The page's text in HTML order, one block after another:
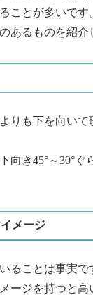
ことが多いです
あるものを紹介
りも下を向いて
向き45°～30°ぐ
メージ
ることは事実で
ージを持つと高